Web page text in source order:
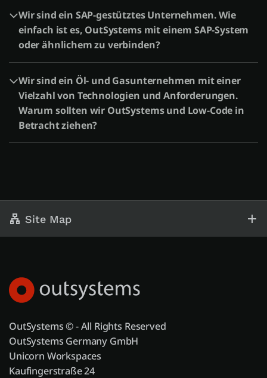
Wir sind ein SAP-gestütztes Unternehmen. Wie
einfach ist es, OutSystems mit einem SAP-System
oder ähnlichem zu verbinden?
Wir sind ein Öl- und Gasunternehmen mit einer
Vielzahl von Technologien und Anforderungen.
Warum sollten wir OutSystems und Low-Code in
Betracht ziehen?
Site Map
OutSystems © - All Rights Reserved
OutSystems Germany GmbH
Unicorn Workspaces
Kaufingerstraße 24